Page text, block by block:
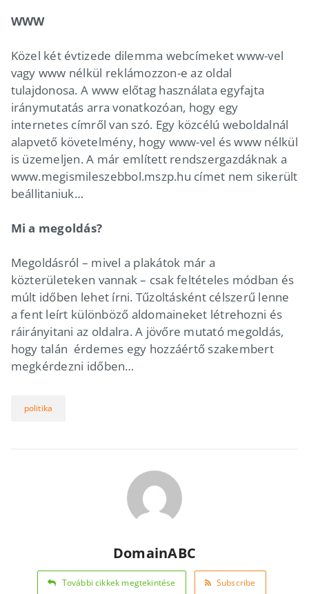
WWW
Közel két évtizede dilemma webcímeket www-vel
vagy www nélkül reklámozzon-e az oldal
tulajdonosa. A www előtag használata egyfajta
iránymutatás arra vonatkozóan, hogy egy
internetes címről van szó. Egy közcélú weboldalnál
alapvető követelmény, hogy www-vel és www nélkül
is üzemeljen. A már említett rendszergazdáknak a
www.megismileszebbol.mszp.hu címet nem sikerült
beállitaniuk…
Mi a megoldás?
Megoldásról – mivel a plakátok már a
közterületeken vannak – csak feltételes módban és
múlt időben lehet írni. Tűzoltásként célszerű lenne
a fent leírt különböző aldomaineket létrehozni és
ráirányitani az oldalra. A jövőre mutató megoldás,
hogy talán érdemes egy hozzáértő szakembert
megkérdezni időben…
politika
DomainABC
További cikkek megtekintése Subscribe